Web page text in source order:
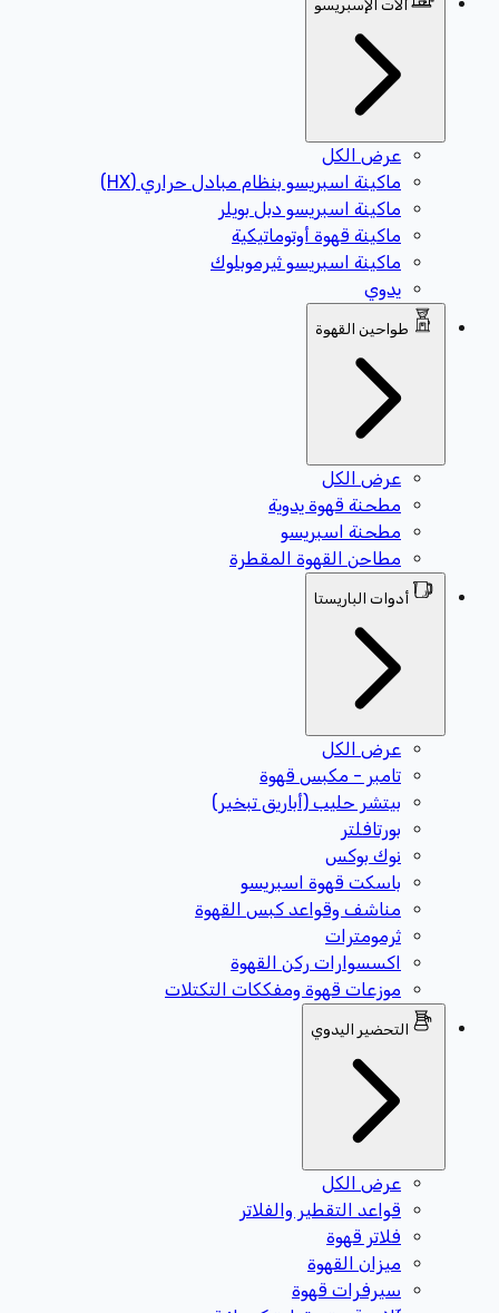
آلات الإسبريسو
عرض الكل
ماكينة اسبريسو بنظام مبادل حراري (HX)
ماكينة اسبريسو دبل بويلر
ماكينة قهوة أوتوماتيكية
ماكينة اسبريسو ثيرموبلوك
يدوي
طواحين القهوة
عرض الكل
مطحنة قهوة يدوية
مطحنة اسبريسو
مطاحن القهوة المقطرة
أدوات الباريستا
عرض الكل
تامبر - مكبس قهوة
بيتشر حليب (أباريق تبخير)
بورتافلتر
نوك بوكس
باسكت قهوة اسبريسو
مناشف وقواعد كبس القهوة
ثرمومترات
اكسسوارات ركن القهوة
موزعات قهوة ومفككات التكتلات
التحضير اليدوي
عرض الكل
قواعد التقطير والفلاتر
فلاتر قهوة
ميزان القهوة
سيرفرات قهوة